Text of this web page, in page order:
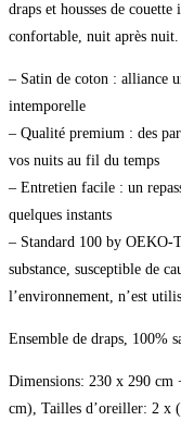
-
Taupe
-
x
290
cm
180
x
200
30
cm
2
x
x
80
draps et housses de
confortable, nuit après nuit.
– Satin de coton : alliance
intemporelle
– Qualité premium : des
vos nuits au fil du temps
– Entretien facile : un
quelques instants
– Standard 100 by OEKO-
substance, susceptible de
l’environnement, n’est
Ensemble de draps, 100%
Dimensions: 230 x 290
cm), Tailles d’oreiller: 2 x